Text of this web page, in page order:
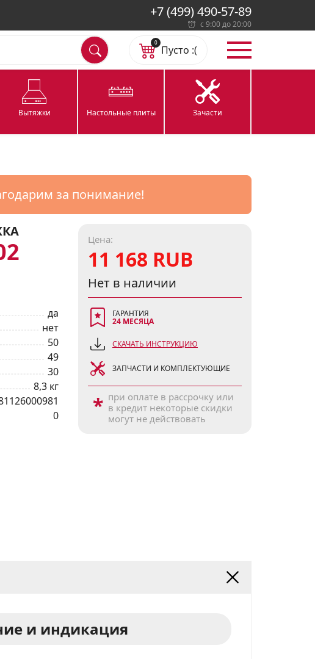
+7 (499) 490-57-89
с 9:00 до 20:00
Пусто :(
0
Вытяжки Настольные плиты Зачасти
за понимание!
да
нет
50
49
30
8,3 кг
0
Цена:
11 168 RUB
Нет в наличии
ГАРАНТИЯ
24 МЕСЯЦА
СКАЧАТЬ ИНСТРУКЦИЮ
ЗАПЧАСТИ И КОМПЛЕКТУЮЩИЕ
* при оплате в рассрочку или
в кредит некоторые скидки
могут не действовать
и индикация